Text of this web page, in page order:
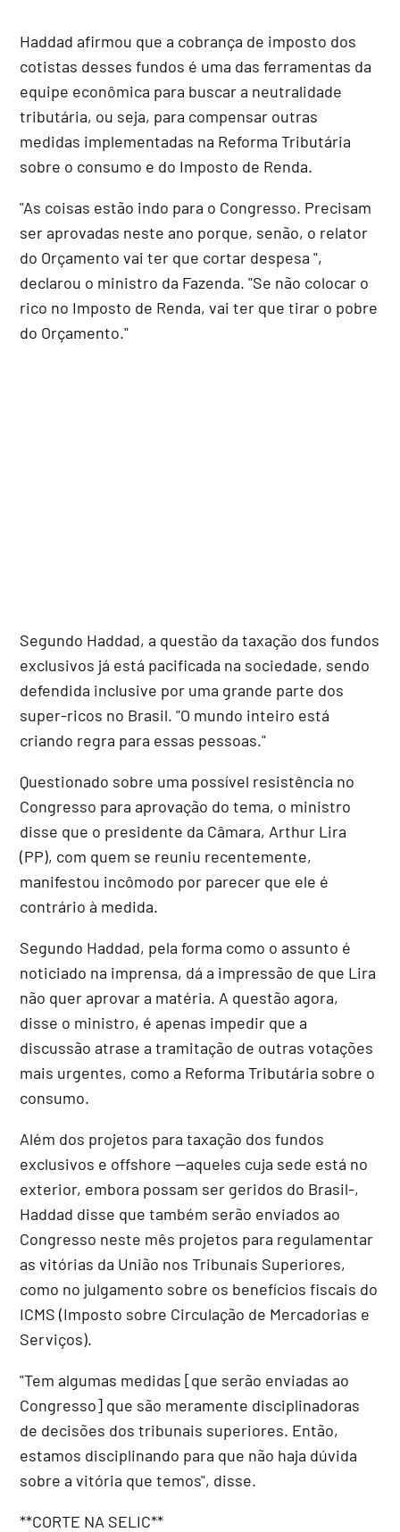
Haddad afirmou que a cobrança de imposto dos
cotistas desses fundos é uma das ferramentas da
equipe econômica para buscar a neutralidade
tributária, ou seja, para compensar outras
medidas implementadas na Reforma Tributária
sobre o consumo e do Imposto de Renda.
"As coisas estão indo para o Congresso. Precisam
ser aprovadas neste ano porque, senão, o relator
do Orçamento vai ter que cortar despesa ",
declarou o ministro da Fazenda. "Se não colocar o
rico no Imposto de Renda, vai ter que tirar o pobre
do Orçamento."
Segundo Haddad, a questão da taxação dos fundos
exclusivos já está pacificada na sociedade, sendo
defendida inclusive por uma grande parte dos
super-ricos no Brasil. "O mundo inteiro está
criando regra para essas pessoas."
Questionado sobre uma possível resistência no
Congresso para aprovação do tema, o ministro
disse que o presidente da Câmara, Arthur Lira
(PP), com quem se reuniu recentemente,
manifestou incômodo por parecer que ele é
contrário à medida.
Segundo Haddad, pela forma como o assunto é
noticiado na imprensa, dá a impressão de que Lira
não quer aprovar a matéria. A questão agora,
disse o ministro, é apenas impedir que a
discussão atrase a tramitação de outras votações
mais urgentes, como a Reforma Tributária sobre o
consumo.
Além dos projetos para taxação dos fundos
exclusivos e offshore --aqueles cuja sede está no
exterior, embora possam ser geridos do Brasil-,
Haddad disse que também serão enviados ao
Congresso neste mês projetos para regulamentar
as vitórias da União nos Tribunais Superiores,
como no julgamento sobre os benefícios fiscais do
ICMS (Imposto sobre Circulação de Mercadorias e
Serviços).
"Tem algumas medidas [que serão enviadas ao
Congresso] que são meramente disciplinadoras
de decisões dos tribunais superiores. Então,
estamos disciplinando para que não haja dúvida
sobre a vitória que temos", disse.
**CORTE NA SELIC**